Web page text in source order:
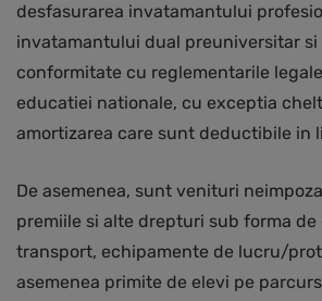
desfasurarea invatamantului
invatamantului dual preuniversitar si
conformitate cu reglementarile
educatiei nationale, cu exceptia
amortizarea care sunt deductibile in
De asemenea, sunt venituri
premiile si alte drepturi sub forma de
transport, echipamente de lucru/
asemenea primite de elevi pe